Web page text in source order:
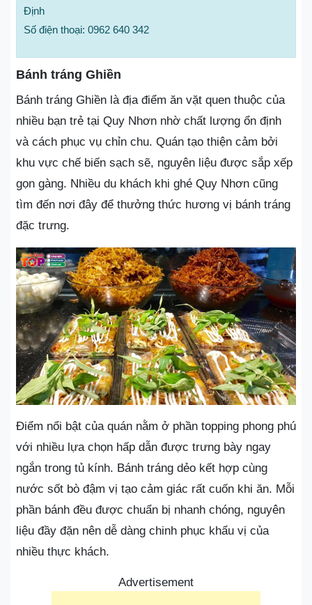
Định
Số điện thoại: 0962 640 342
Bánh tráng Ghiền
Bánh tráng Ghiền là địa điểm ăn vặt quen thuộc của
nhiều bạn trẻ tại Quy Nhơn nhờ chất lượng ổn định
và cách phục vụ chỉn chu. Quán tạo thiện cảm bởi
khu vực chế biến sạch sẽ, nguyên liệu được sắp xếp
gọn gàng. Nhiều du khách khi ghé Quy Nhơn cũng
tìm đến nơi đây để thưởng thức hương vị bánh tráng
đặc trưng.
Điểm nổi bật của quán nằm ở phần topping phong phú
với nhiều lựa chọn hấp dẫn được trưng bày ngay
ngắn trong tủ kính. Bánh tráng dẻo kết hợp cùng
nước sốt bò đậm vị tạo cảm giác rất cuốn khi ăn. Mỗi
phần bánh đều được chuẩn bị nhanh chóng, nguyên
liệu đầy đặn nên dễ dàng chinh phục khẩu vị của
nhiều thực khách.
Advertisement